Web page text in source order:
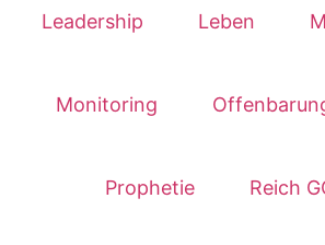
Leadership Leben
Monitoring
Prophetie Reich